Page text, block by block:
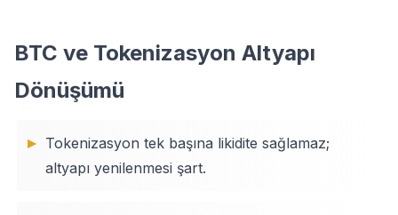
BTC ve Tokenizasyon Altyapı
Dönüşümü
Tokenizasyon tek başına likidite sağlamaz;
altyapı yenilenmesi şart.